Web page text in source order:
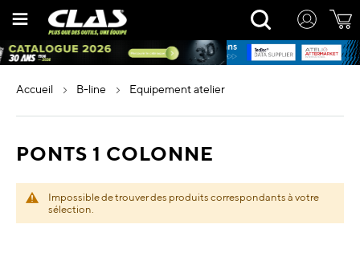
Rechercher
accueil b-line equipement atelier
PONTS 1 COLONNE
Impossible de trouver des produits correspondants à votre
sélection.